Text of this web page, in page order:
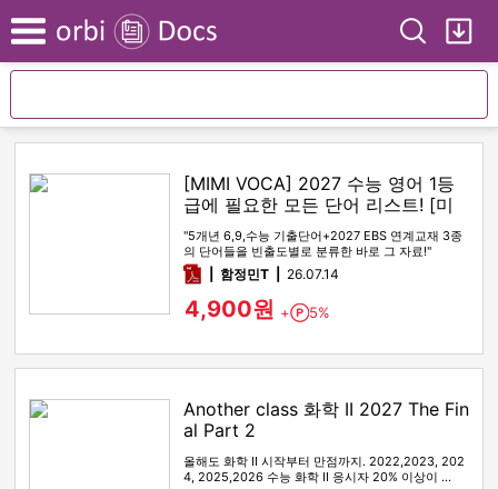
Menu Search
[MIMI VOCA] 2027 수능 영어 1등
급에 필요한 모든 단어 리스트! [미
미보카]
"5개년 6,9,수능 기출단어+2027 EBS 연계교재 3종
의 단어들을 빈출도별로 분류한 바로 그 자료!"
pdf함정민T 26.07.14
4,900원 + Point
5%
Another class 화학 II 2027 The Fin
al Part 2
올해도 화학 II 시작부터 만점까지. 2022,2023, 202
4, 2025,2026 수능 화학 II 응시자 20% 이상이 …